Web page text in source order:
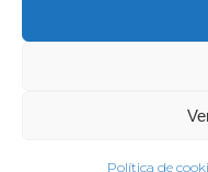
Política de
Aviso LegalPolítica